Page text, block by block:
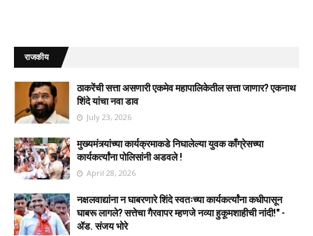
राजकीय
ठाकरेंची सत्ता असणारी एकमेव महापालिकेतील सत्ता जाणार? एकनाथ
शिंदे यांचा नवा डाव
July 23, 2026
मुख्यमंत्र्यांच्या कार्यक्रमाकडे निघालेल्या युवक काँग्रेसच्या
कार्यकर्त्यांना पोलिसांनी अडवले !
April 28, 2026
नक्षलवाद्यांना न घाबरणारे शिंदे स्वतःच्या कार्यकर्त्यांना कधीपासून
घाबरू लागले? सत्तेचा गैरवापर म्हणजे नव्या हुकूमशाहीची नांदी!" -
ॲड. संजय भोरे